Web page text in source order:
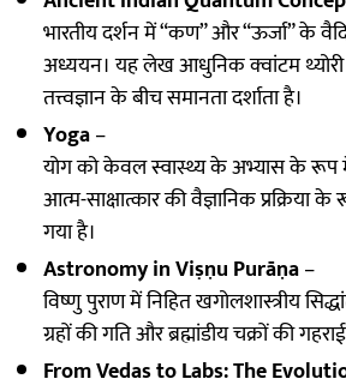
भारतीय दर्शन में “कण” और “ऊर्जा” के
अध्ययन। यह लेख आधुनिक क्वांटम
तत्त्वज्ञान के बीच समानता दर्शाता है।
Yoga–
योग को केवल स्वास्थ्य के अभ्यास के रूप
आत्म-साक्षात्कार की वैज्ञानिक प्रक्रिया
गया है।
Astronomy in Viṣṇu Purāṇa–
विष्णु पुराण में निहित खगोलशास्त्रीय
ग्रहों की गति और ब्रह्मांडीय चक्रों की
From Vedas to Labs: The